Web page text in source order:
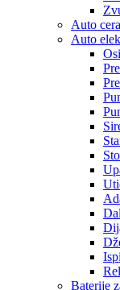
Auto
Auto
Baterije